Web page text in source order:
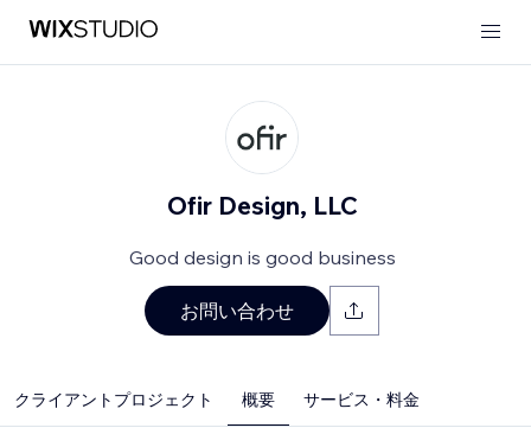
Ofir Design, LLC
Good design is good business
お問い合わせ
クライアントプロジェクト 概要 サービス・料金